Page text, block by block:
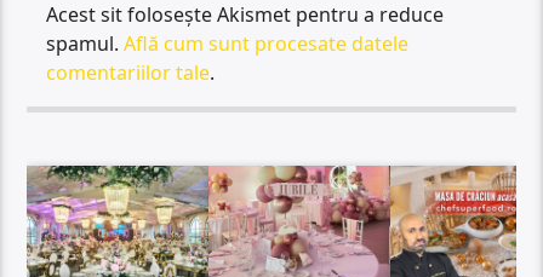
Acest sit folosește Akismet pentru a reduce
spamul.Află cum sunt procesate datele
comentariilor tale.